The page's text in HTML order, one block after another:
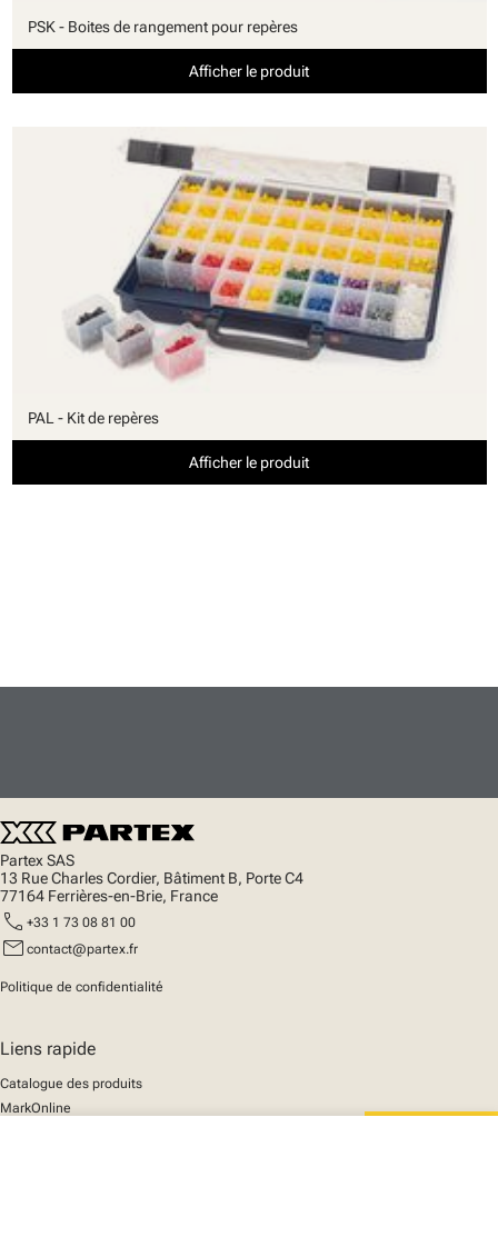
PSK - Boites de rangement pour repères
Afficher le produit
PAL - Kit de repères
Afficher le produit
Partex SAS
13 Rue Charles Cordier, Bâtiment B, Porte C4
77164 Ferrières-en-Brie, France
call +33 1 73 08 81 00
mail contact@partex.fr
Politique de confidentialité
Liens rapide
Catalogue des produits
MarkOnline